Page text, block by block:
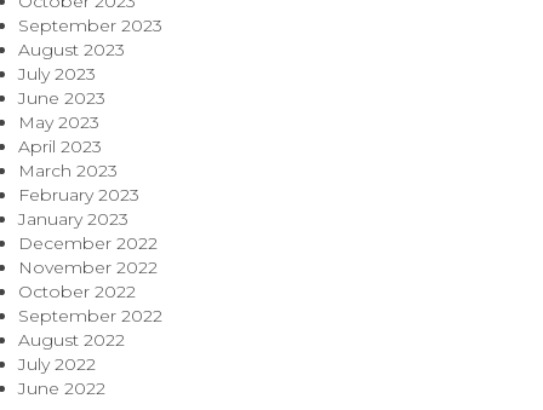
September 2023
August 2023
July 2023
June 2023
May 2023
April 2023
March 2023
February 2023
January 2023
December 2022
November 2022
October 2022
September 2022
August 2022
July 2022
June 2022